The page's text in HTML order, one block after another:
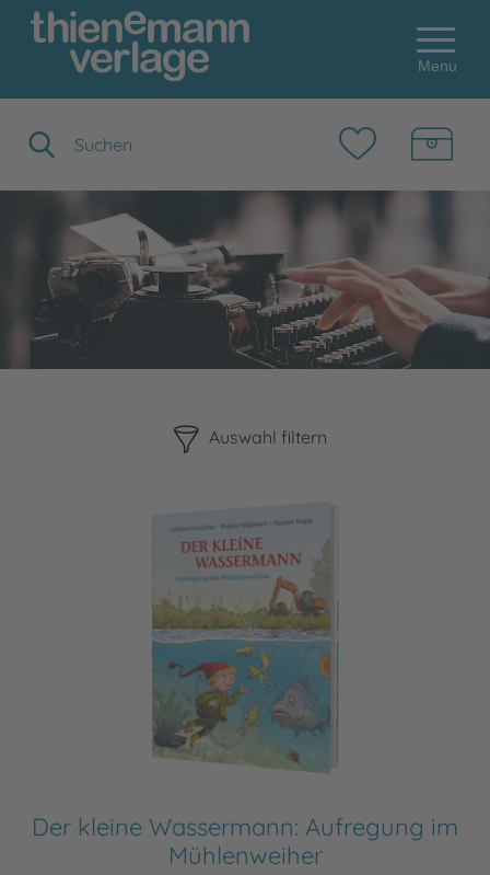
Menu
Auswahl filtern
Der kleine Wassermann: Aufregung im
Mühlenweiher